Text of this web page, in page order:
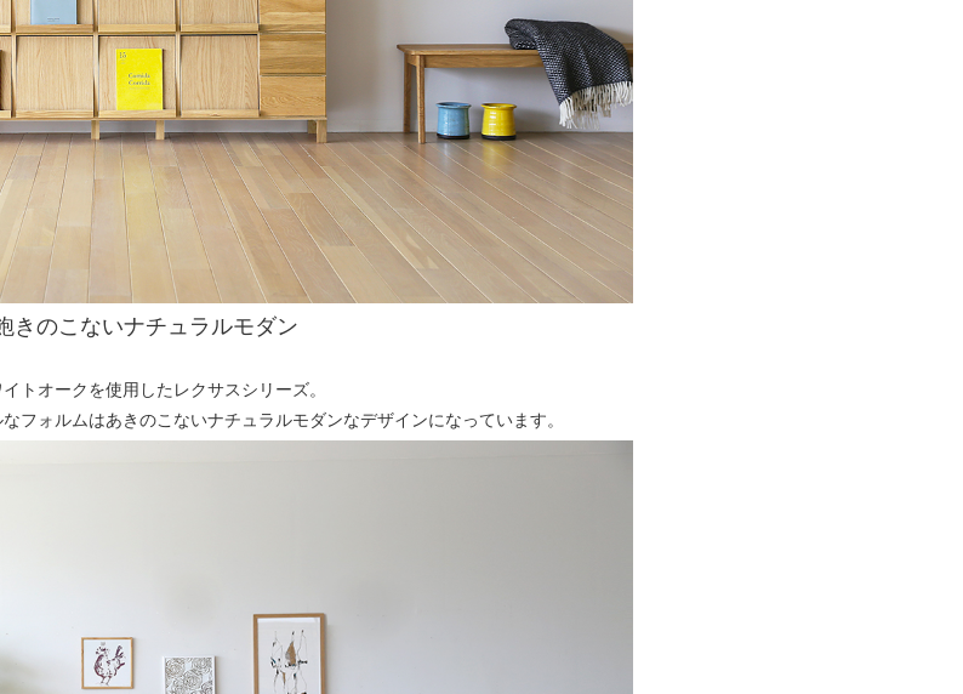
きのこないナチュラルモダン
トオークを使用したレクサスシリーズ。
フォルムはあきのこないナチュラルモダンなデザインになっています。